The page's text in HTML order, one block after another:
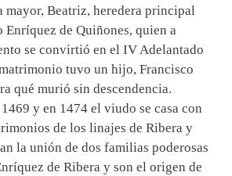
mayor, Beatriz, heredera principal
Enríquez de Quiñones, quien a
se convirtió en el IV Adelantado
tuvo un hijo, Francisco
qué murió sin descendencia.
y en 1474 el viudo se casa con
de los linajes de Ribera y
la unión de dos familias poderosas
de Ribera y son el origen de